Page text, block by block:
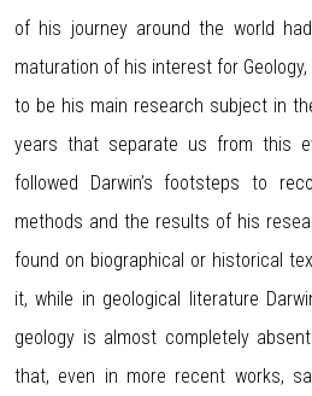
of his journey around the world
maturation of his interest for
to be his main research subject in
years that separate us from this
followed Darwin’s footsteps to
methods and the results of his
found on biographical or historical
it, while in geological literature
geology is almost completely
that, even in more recent works,